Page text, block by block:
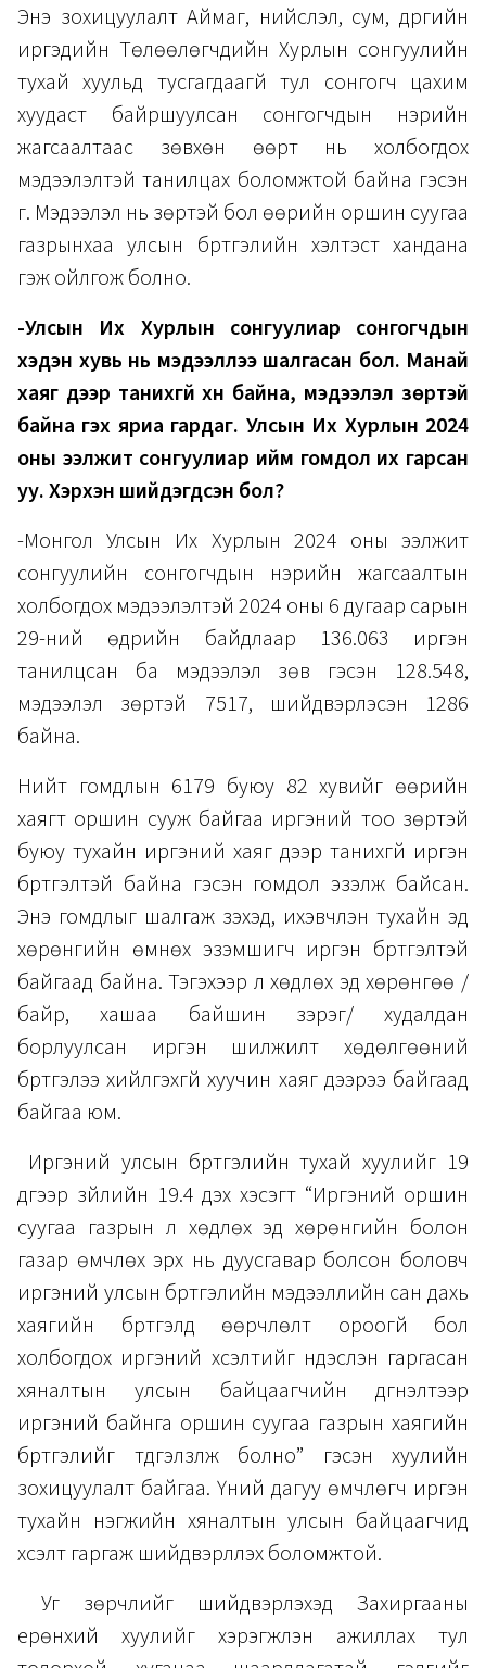
Энэ зохицуулалт Аймаг, нийслэл, сум, дүүргийн
иргэдийн Төлөөлөгчдийн Хурлын сонгуулийн
тухай хуульд тусгагдаагүй тул сонгогч цахим
хуудаст байршуулсан сонгогчдын нэрийн
жагсаалтаас зөвхөн өөрт нь холбогдох
мэдээлэлтэй танилцах боломжтой байна гэсэн
үг. Мэдээлэл нь зөрүүтэй бол өөрийн оршин суугаа
газрынхаа улсын бүртгэлийн хэлтэст хандана
гэж ойлгож болно.
-Улсын Их Хурлын сонгуулиар сонгогчдын
хэдэн хувь нь мэдээллээ шалгасан бол. Манай
хаяг дээр танихгүй хүн байна, мэдээлэл зөрүүтэй
байна гэх яриа гардаг. Улсын Их Хурлын 2024
оны ээлжит сонгуулиар ийм гомдол их гарсан
уу. Хэрхэн шийдэгдсэн бол?
​-Монгол Улсын Их Хурлын 2024 оны ээлжит
сонгуулийн сонгогчдын нэрийн жагсаалтын
холбогдох мэдээлэлтэй 2024 оны 6 дугаар сарын
29-ний өдрийн байдлаар 136.063 иргэн
танилцсан ба мэдээлэл зөв гэсэн 128.548,
мэдээлэл зөрүүтэй 7517, шийдвэрлэсэн 1286
байна.
​Нийт гомдлын 6179 буюу 82 хувийг өөрийн
хаягт оршин сууж байгаа иргэний тоо зөрүүтэй
буюу тухайн иргэний хаяг дээр танихгүй иргэн
бүртгэлтэй байна гэсэн гомдол эзэлж байсан.
Энэ гомдлыг шалгаж үзэхэд, ихэвчлэн тухайн эд
хөрөнгийн өмнөх эзэмшигч иргэн бүртгэлтэй
байгаад байна. Тэгэхээр үл хөдлөх эд хөрөнгөө /
байр, хашаа байшин зэрэг/ худалдан
борлуулсан иргэн шилжилт хөдөлгөөний
бүртгэлээ хийлгэхгүй хуучин хаяг дээрээ байгаад
байгаа юм.
Иргэний улсын бүртгэлийн тухай хуулийг 19
дүгээр зүйлийн 19.4 дэх хэсэгт “Иргэний оршин
суугаа газрын үл хөдлөх эд хөрөнгийн болон
газар өмчлөх эрх нь дуусгавар болсон боловч
иргэний улсын бүртгэлийн мэдээллийн сан дахь
хаягийн бүртгэлд өөрчлөлт ороогүй бол
холбогдох иргэний хүсэлтийг үндэслэн гаргасан
хяналтын улсын байцаагчийн дүгнэлтээр
иргэний байнга оршин суугаа газрын хаягийн
бүртгэлийг түдгэлзүүлж болно” гэсэн хуулийн
зохицуулалт байгаа. Үүний дагуу өмчлөгч иргэн
тухайн нэгжийн хяналтын улсын байцаагчид
хүсэлт гаргаж шийдвэрлүүлэх боломжтой.
Уг зөрчлийг шийдвэрлэхэд Захиргааны
ерөнхий хуулийг хэрэгжүүлэн ажиллах тул